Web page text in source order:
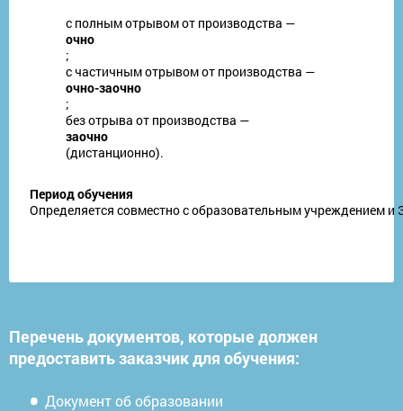
с полным отрывом от производства —
очно
;
с частичным отрывом от производства —
очно-заочно
;
без отрыва от производства —
заочно
(дистанционно).
Период обучения
Определяется совместно с образовательным учреждением и
Перечень документов, которые должен
предоставить заказчик для обучения:
Документ об образовании